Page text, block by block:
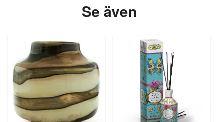
Se även